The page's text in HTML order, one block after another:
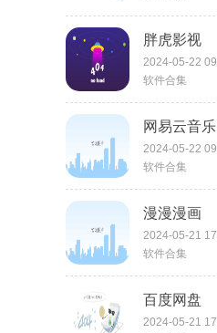
胖虎影视
2024-05-22
软件合集
网易云音乐
2024-05-22
软件合集
漫漫漫画
2024-05-21
软件合集
百度网盘
2024-05-21